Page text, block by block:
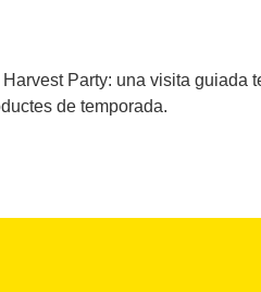
Party: una visita guiada
de temporada.